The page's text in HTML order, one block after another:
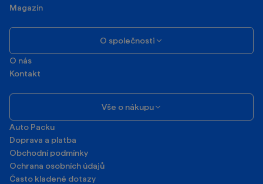
Magazín
O společnosti
O nás
Kontakt
Vše o nákupu
Auto Packu
Doprava a platba
Obchodní podmínky
Ochrana osobních údajů
Často kladené dotazy